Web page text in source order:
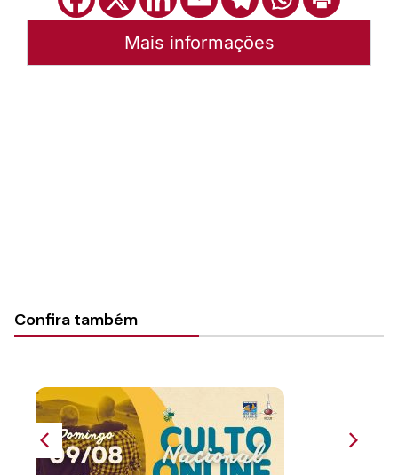
Mais informações
Confira também